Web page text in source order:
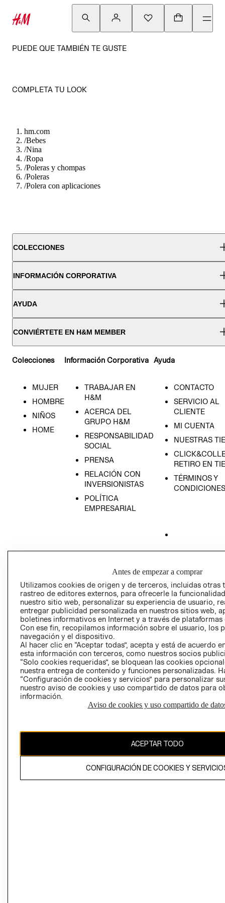
PUEDE QUE TAMBIÉN TE GUSTE
COMPLETA TU LOOK
hm.com
/Bebes
/Nina
/Ropa
/Poleras y chompas
/Poleras
/Polera con aplicaciones
COLECCIONES
INFORMACIÓN CORPORATIVA
AYUDA
CONVIÉRTETE EN H&M MEMBER
Colecciones
MUJER
HOMBRE
NIÑOS
HOME
Información Corporativa
TRABAJAR EN
H&M
ACERCA DEL
GRUPO H&M
RESPONSABILIDAD
SOCIAL
PRENSA
RELACIÓN CON
INVERSIONISTAS
POLÍTICA
EMPRESARIAL
Ayuda
CONTACTO
SERVICIO AL
CLIENTE
MI CUENTA
NUESTRAS
RETIRO EN
TÉRMINOS Y
CONDICIONES
GIFT CARD
AVISO DE
Perú (S/)
CAMBIAR REGIÓN
propiedad de H&M Hennes & Mauritz AB
Antes de empezar a comprar
Utilizamos cookies de origen y de terceros, incluidas otras
rastreo de editores externos, para ofrecerle la
nuestro sitio web, personalizar su experiencia de usuario,
entregar publicidad personalizada en nuestros sitios web,
boletines informativos en Internet y a través de plataformas
Con ese fin, recopilamos información sobre el usuario, los
navegación y el dispositivo.
Al hacer clic en “Aceptar todas”, acepta y está de acuerdo
esta información con terceros, como nuestros socios
“Solo cookies requeridas”, se bloquean las cookies
nuestra entrega de contenido y funciones personalizadas.
“Configuración de cookies y servicios” para personalizar
nuestro aviso de cookies y uso compartido de datos para
información.
Aviso de cookies y uso compartido de
ACEPTAR TODO
CONFIGURACIÓN DE COOKIES Y